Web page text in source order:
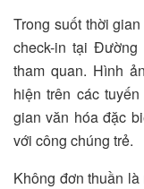
Trong suốt thời
check-in tại Đường
tham quan. Hình
hiện trên các
gian văn hóa đặc
với công chúng trẻ.
Không đơn thuần